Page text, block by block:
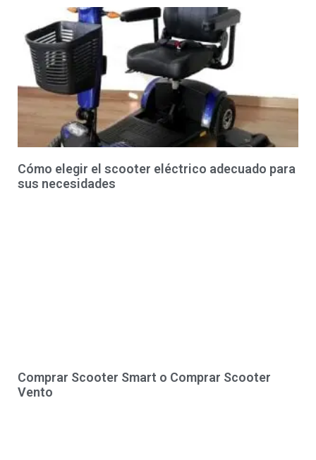
Cómo elegir el scooter eléctrico adecuado para
sus necesidades
Comprar Scooter Smart o Comprar Scooter
Vento